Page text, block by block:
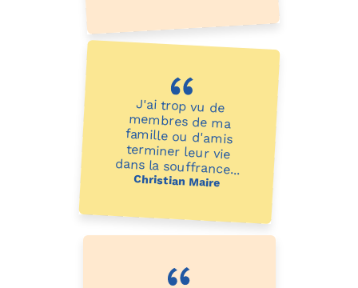
J'ai trop vu de
membres de ma
famille ou d'amis
terminer leur vie
dans la souffrance...
Christian Maire